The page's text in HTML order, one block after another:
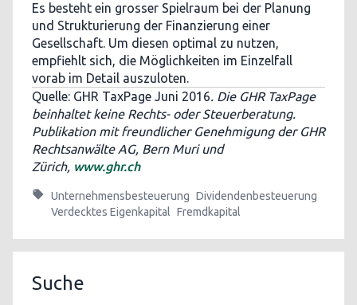
Es besteht ein grosser Spielraum bei der Planung
und Strukturierung der Finanzierung einer
Gesellschaft. Um diesen optimal zu nutzen,
empfiehlt sich, die Möglichkeiten im Einzelfall
vorab im Detail auszuloten.
Quelle: GHR TaxPage Juni 2016. Die GHR TaxPage
beinhaltet keine Rechts- oder Steuerberatung.
Publikation mit freundlicher Genehmigung der GHR
Rechtsanwälte AG, Bern Muri und
Zürich, www.ghr.ch
Unternehmensbesteuerung Dividendenbesteuerung
Verdecktes Eigenkapital Fremdkapital
Suche